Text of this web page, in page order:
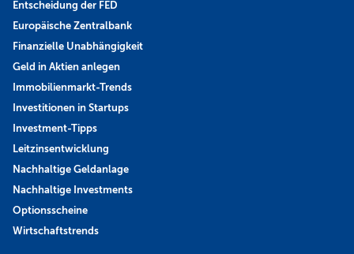
Entscheidung der FED
Europäische Zentralbank
Finanzielle Unabhängigkeit
Geld in Aktien anlegen
Immobilienmarkt-Trends
Investitionen in Startups
Investment-Tipps
Leitzinsentwicklung
Nachhaltige Geldanlage
Nachhaltige Investments
Optionsscheine
Wirtschaftstrends